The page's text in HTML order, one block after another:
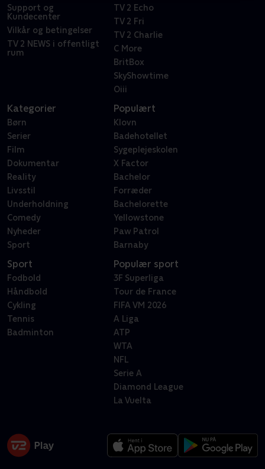
Support og
Kundecenter
Vilkår og betingelser
TV 2 NEWS i offentligt
rum
TV 2 Echo
TV 2 Fri
TV 2 Charlie
C More
BritBox
SkyShowtime
Oiii
Kategorier
Børn
Serier
Film
Dokumentar
Reality
Livsstil
Underholdning
Comedy
Nyheder
Sport
Populært
Klovn
Badehotellet
Sygeplejeskolen
X Factor
Bachelor
Forræder
Bachelorette
Yellowstone
Paw Patrol
Barnaby
Sport
Fodbold
Håndbold
Cykling
Tennis
Badminton
Populær sport
3F Superliga
Tour de France
FIFA VM 2026
A Liga
ATP
WTA
NFL
Serie A
Diamond League
La Vuelta